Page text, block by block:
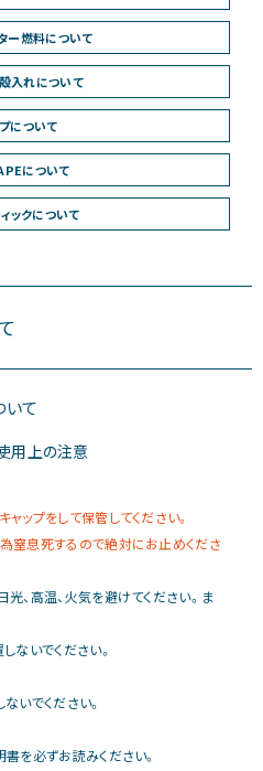
ー燃料について
入れについて
について
について
ックについて
いて
用上の注意
ップをして保管してください。
窒息死するので絶対にお止めくださ
、高温、火気を避けてください。ま
ないでください。
いでください。
を必ずお読みください。